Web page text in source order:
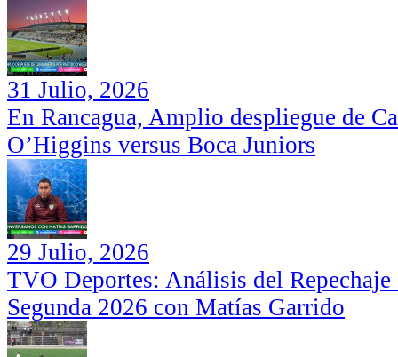
31 Julio, 2026
En Rancagua, Amplio despliegue de
O’Higgins versus Boca Juniors
29 Julio, 2026
TVO Deportes: Análisis del
Segunda 2026 con Matías Garrido